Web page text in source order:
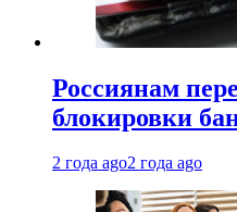
Россиянам
блокировки
2 года ago2 года ago